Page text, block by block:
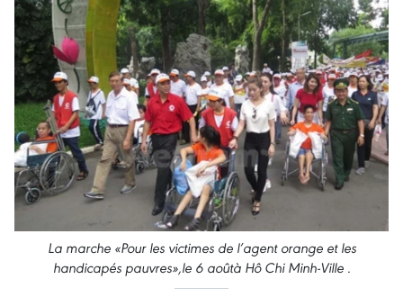
La marche «Pour les victimes de l’agent orange et les
handicapés pauvres»,le 6 aoûtà Hô Chi Minh-Ville .